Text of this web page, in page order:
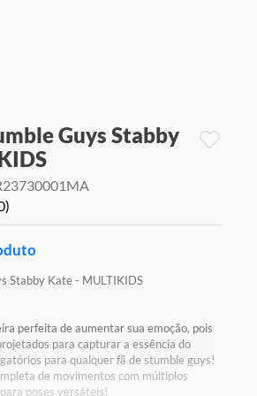
Guys Stabby
)
Stabby Kate - MULTIKIDS
perfeita de aumentar sua emoção, pois
para capturar a essência do
para qualquer fã de stumble guys!
de movimentos com múltiplos
poses versáteis!